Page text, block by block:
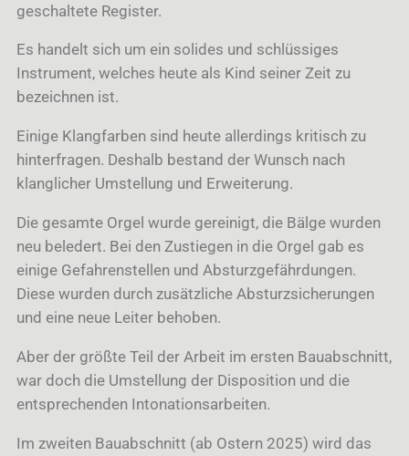
geschaltete Register.
Es handelt sich um ein solides und schlüssiges
Instrument, welches heute als Kind seiner Zeit zu
bezeichnen ist.
Einige Klangfarben sind heute allerdings kritisch zu
hinterfragen. Deshalb bestand der Wunsch nach
klanglicher Umstellung und Erweiterung.
Die gesamte Orgel wurde gereinigt, die Bälge wurden
neu beledert. Bei den Zustiegen in die Orgel gab es
einige Gefahrenstellen und Absturzgefährdungen.
Diese wurden durch zusätzliche Absturzsicherungen
und eine neue Leiter behoben.
Aber der größte Teil der Arbeit im ersten Bauabschnitt,
war doch die Umstellung der Disposition und die
entsprechenden Intonationsarbeiten.
Im zweiten Bauabschnitt (ab Ostern 2025) wird das